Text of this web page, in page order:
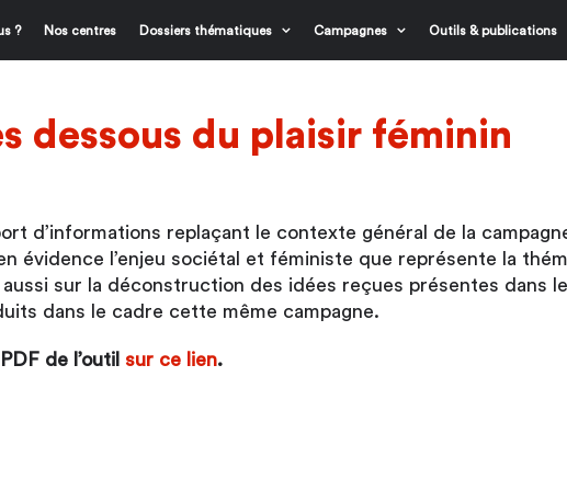
? Nos centres Dossiers thématiques Campagnes Outils & publications
dessous du plaisir féminin
d’informations replaçant le contexte général de la
évidence l’enjeu sociétal et féministe que représente la
sur la déconstruction des idées reçues présentes dans
dans le cadre cette même campagne.
de l’outil sur ce lien.